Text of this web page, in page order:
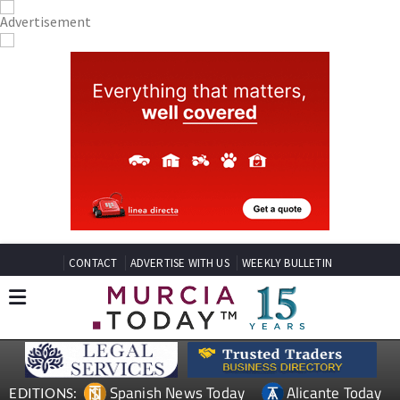
CONTACT ADVERTISE WITH US WEEKLY BULLETIN
EDITIONS: Spanish News Today Alicante Today